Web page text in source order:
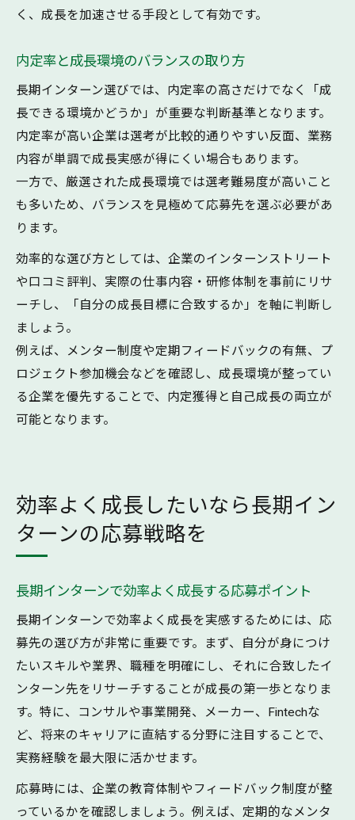
く、成長を加速させる手段として有効です。
内定率と成長環境のバランスの取り方
長期インターン選びでは、内定率の高さだけでなく「成
長できる環境かどうか」が重要な判断基準となります。
内定率が高い企業は選考が比較的通りやすい反面、業務
内容が単調で成長実感が得にくい場合もあります。
一方で、厳選された成長環境では選考難易度が高いこと
も多いため、バランスを見極めて応募先を選ぶ必要があ
ります。
効率的な選び方としては、企業のインターンストリート
や口コミ評判、実際の仕事内容・研修体制を事前にリサ
ーチし、「自分の成長目標に合致するか」を軸に判断し
ましょう。
例えば、メンター制度や定期フィードバックの有無、プ
ロジェクト参加機会などを確認し、成長環境が整ってい
る企業を優先することで、内定獲得と自己成長の両立が
可能となります。
効率よく成長したいなら長期イン
ターンの応募戦略を
長期インターンで効率よく成長する応募ポイント
長期インターンで効率よく成長を実感するためには、応
募先の選び方が非常に重要です。まず、自分が身につけ
たいスキルや業界、職種を明確にし、それに合致したイ
ンターン先をリサーチすることが成長の第一歩となりま
す。特に、コンサルや事業開発、メーカー、Fintechな
ど、将来のキャリアに直結する分野に注目することで、
実務経験を最大限に活かせます。
応募時には、企業の教育体制やフィードバック制度が整
っているかを確認しましょう。例えば、定期的なメンタ